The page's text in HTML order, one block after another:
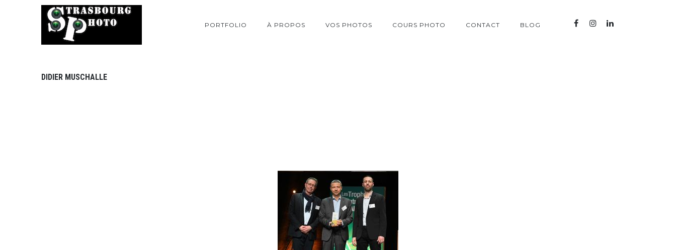
PORTFOLIO À PROPOS VOS PHOTOS COURS PHOTO CONTACT BLOG
DIDIER MUSCHALLE